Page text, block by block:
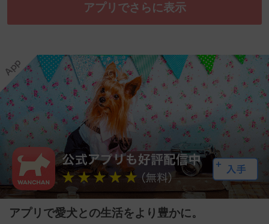
アプリでさらに表示
アプリで愛犬との生活をより豊かに。